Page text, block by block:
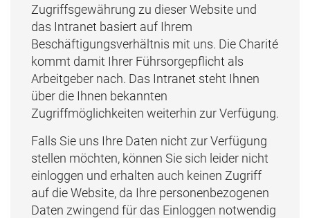
Zugriffsgewährung zu dieser Website und
das Intranet basiert auf Ihrem
Beschäftigungsverhältnis mit uns. Die Charité
kommt damit Ihrer Führsorgepflicht als
Arbeitgeber nach. Das Intranet steht Ihnen
über die Ihnen bekannten
Zugriffmöglichkeiten weiterhin zur Verfügung.
Falls Sie uns Ihre Daten nicht zur Verfügung
stellen möchten, können Sie sich leider nicht
einloggen und erhalten auch keinen Zugriff
auf die Website, da Ihre personenbezogenen
Daten zwingend für das Einloggen notwendig